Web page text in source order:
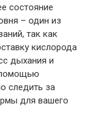
состояние
– один из
так как
кислорода
дыхания и
помощью
следить за
для вашего